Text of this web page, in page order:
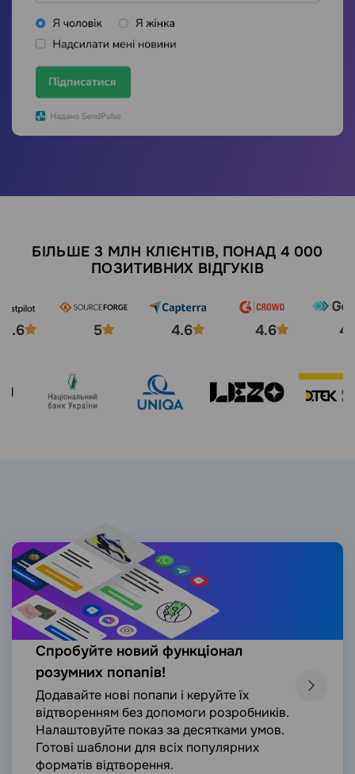
БІЛЬШЕ 3 МЛН КЛІЄНТІВ, ПОНАД 4 000
ПОЗИТИВНИХ ВІДГУКІВ
4.6 5 4.6 4.6
Спробуйте новий функціонал
розумних попапів!
Додавайте нові попапи і керуйте їх
відтворенням без допомоги розробників.
Налаштовуйте показ за десятками умов.
Готові шаблони для всіх популярних
форматів відтворення.